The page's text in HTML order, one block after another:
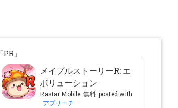
「PR」
メイプルストーリーR: エ
ボリューション
Rastar Mobile 無料 posted with
アプリーチ